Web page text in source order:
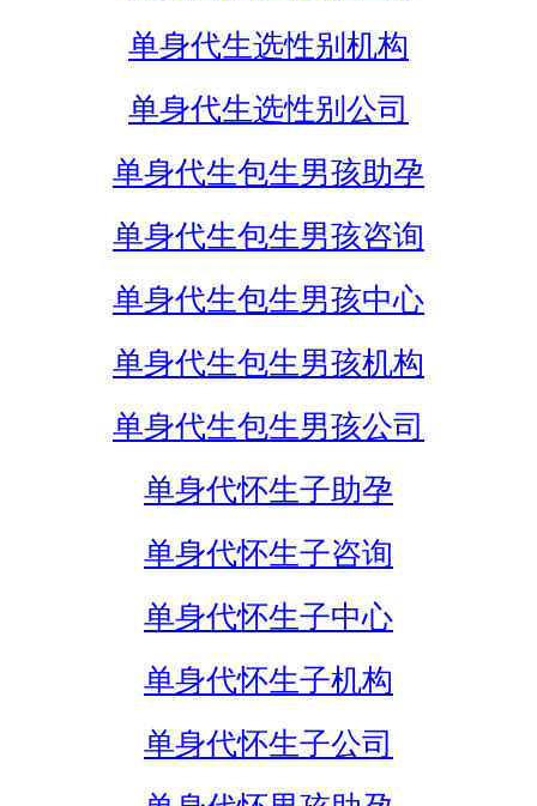
单身代生选性别机构
单身代生选性别公司
单身代生包生男孩助孕
单身代生包生男孩咨询
单身代生包生男孩中心
单身代生包生男孩机构
单身代生包生男孩公司
单身代怀生子助孕
单身代怀生子咨询
单身代怀生子中心
单身代怀生子机构
单身代怀生子公司